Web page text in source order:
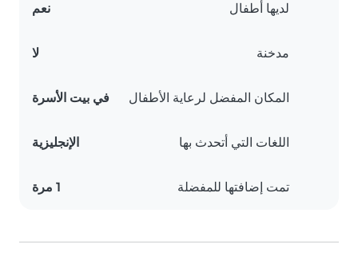
لديها أطفال نعم
مدخنة لا
المكان المفضل لرعاية الأطفال في بيت الأسرة
اللغات التي أتحدث بها الإنجليزية
تمت إضافتها للمفضلة 1 مرة